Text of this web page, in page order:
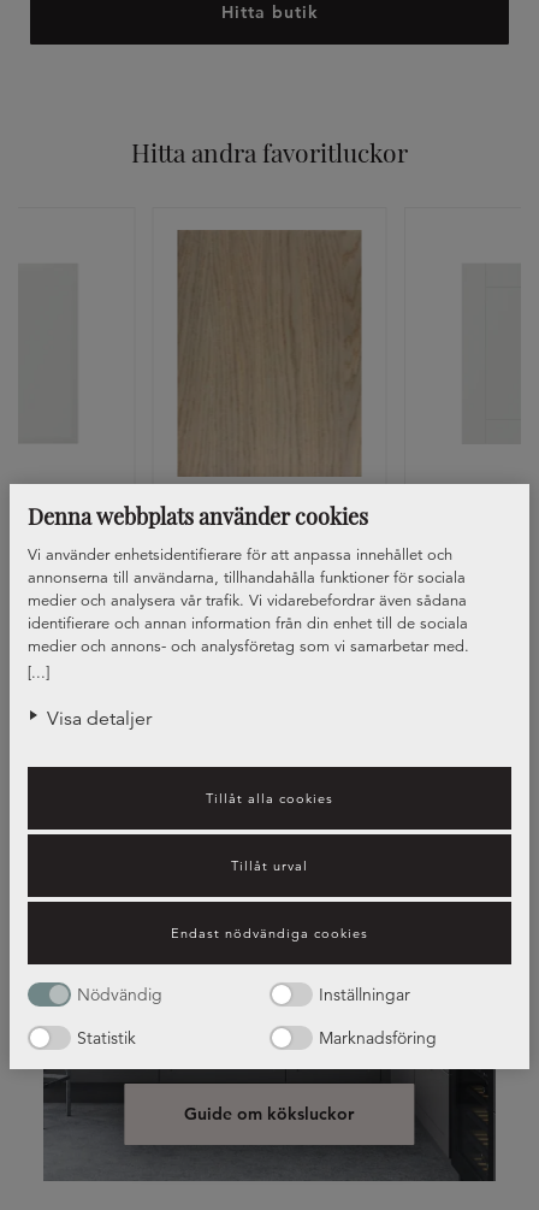
Denna webbplats använder cookies
[...]
Vi använder enhetsidentifierare för att anpassa innehållet och
annonserna till användarna, tillhandahålla funktioner för sociala
medier och analysera vår trafik. Vi vidarebefordrar även sådana
identifierare och annan information från din enhet till de sociala
medier och annons- och analysföretag som vi samarbetar med.
Dessa kan i sin tur kombinera informationen med annan information
använt deras tjänster.
Visa detaljer
Tillåt alla cookies
Tillåt urval
Endast nödvändiga cookies
Nödvändig
Inställningar
Statistik
Marknadsföring
Hitta butik
Hitta andra favoritluckor
Basilika
+27
Lucka Opal
+1
Luckor i olika stilar och färger
Guide om köksluckor